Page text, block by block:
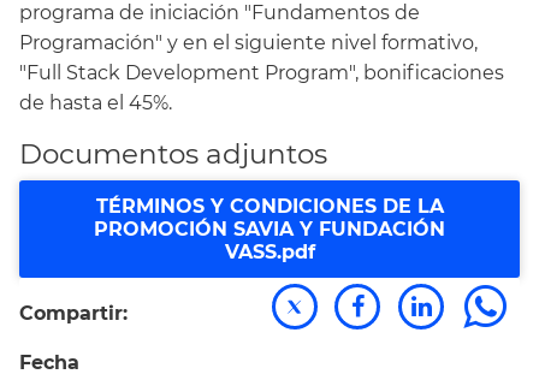
programa de iniciación "Fundamentos de
Programación" y en el siguiente nivel formativo,
"Full Stack Development Program", bonificaciones
de hasta el 45%.
Documentos adjuntos
TÉRMINOS Y CONDICIONES DE LA
PROMOCIÓN SAVIA Y FUNDACIÓN
VASS.pdf
Compartir:
Fecha